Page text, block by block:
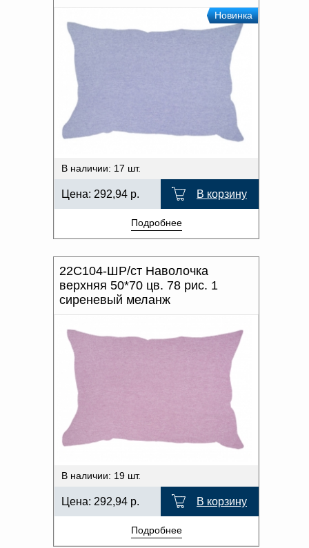
Новинка
В наличии: 17 шт.
Цена: 292,94 р. В корзину
Подробнее
22С104-ШР/ст Наволочка
верхняя 50*70 цв. 78 рис. 1
сиреневый меланж
В наличии: 19 шт.
Цена: 292,94 р. В корзину
Подробнее